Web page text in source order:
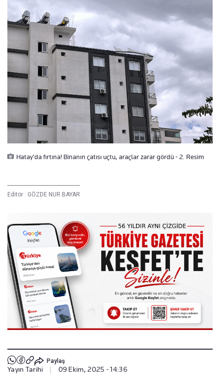
Hatay'da fırtına! Binanın çatısı uçtu, araçlar zarar gördü - 2. Resim
Editör : GÖZDE NUR BAYAR
Paylaş
Yayın Tarihi 09 Ekim, 2025 - 14:36